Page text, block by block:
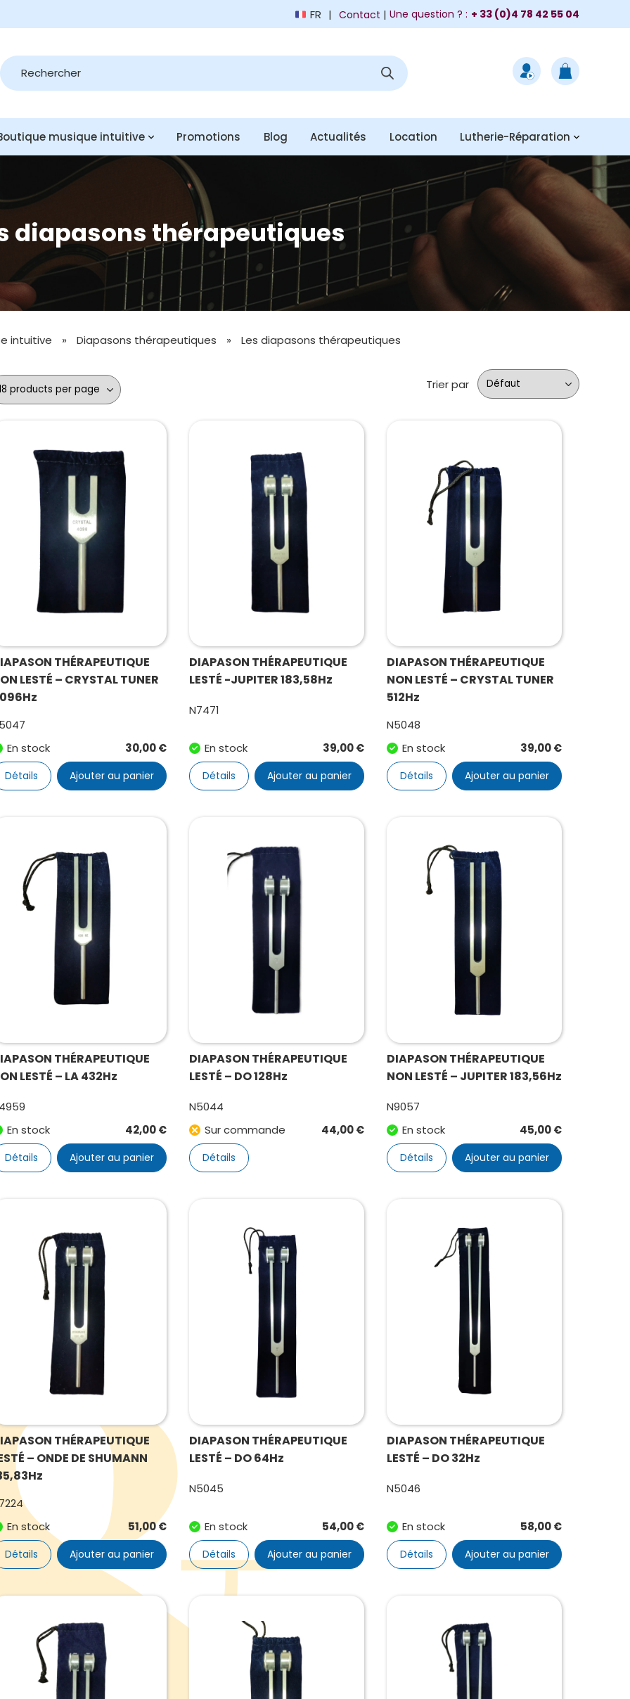
FR Contact | Une question ? : + 33 (0)4 78 42 55 04
Recherche
de
produits
musique intuitive Promotions Blog Actualités Location Lutherie-Réparation
diapasons thérapeutiques
intuitive » Diapasons thérapeutiques » Les diapasons thérapeutiques
Trier par
THÉRAPEUTIQUE
LESTÉ – CRYSTAL TUNER
En stock
30,00€
Détails Ajouter au panier
DIAPASON THÉRAPEUTIQUE
LESTÉ -JUPITER 183,58Hz
N7471
En stock 39,00€
Détails Ajouter au panier
DIAPASON THÉRAPEUTIQUE
NON LESTÉ – CRYSTAL TUNER
512Hz
N5048
En stock
39,00€
Détails Ajouter au panier
THÉRAPEUTIQUE
LESTÉ – LA 432Hz
En stock
42,00€
Détails Ajouter au panier
DIAPASON THÉRAPEUTIQUE
LESTÉ – DO 128Hz
N5044
Sur commande
44,00€
Détails
DIAPASON THÉRAPEUTIQUE
NON LESTÉ – JUPITER 183,56Hz
N9057
En stock
45,00€
Détails Ajouter au panier
THÉRAPEUTIQUE
– ONDE DE SHUMANN
En stock
51,00€
Détails Ajouter au panier
DIAPASON THÉRAPEUTIQUE
LESTÉ – DO 64Hz
N5045
En stock 54,00€
Détails Ajouter au panier
DIAPASON THÉRAPEUTIQUE
LESTÉ – DO 32Hz
N5046
En stock 58,00€
Détails Ajouter au panier